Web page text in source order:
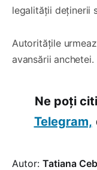
legalității deținerii
Autoritățile
avansării anchetei.
Ne poți
Telegram,
Autor: Tatiana